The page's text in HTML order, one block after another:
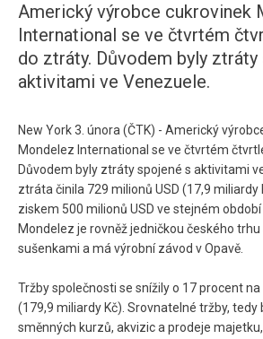
Americký výrobce cukrovinek
International se ve čtvrtém
do ztráty. Důvodem byly ztráty
aktivitami ve Venezuele.
New York 3. února (ČTK) - Americký
Mondelez International se ve čtvrtém
Důvodem byly ztráty spojené s aktivitami
ztráta činila 729 milionů USD (17,9 miliardy
ziskem 500 milionů USD ve stejném
Mondelez je rovněž jedničkou českého
sušenkami a má výrobní závod v Opavě.
Tržby společnosti se snížily o 17 procent na
(179,9 miliardy Kč). Srovnatelné tržby,
směnných kurzů, akvizic a prodeje